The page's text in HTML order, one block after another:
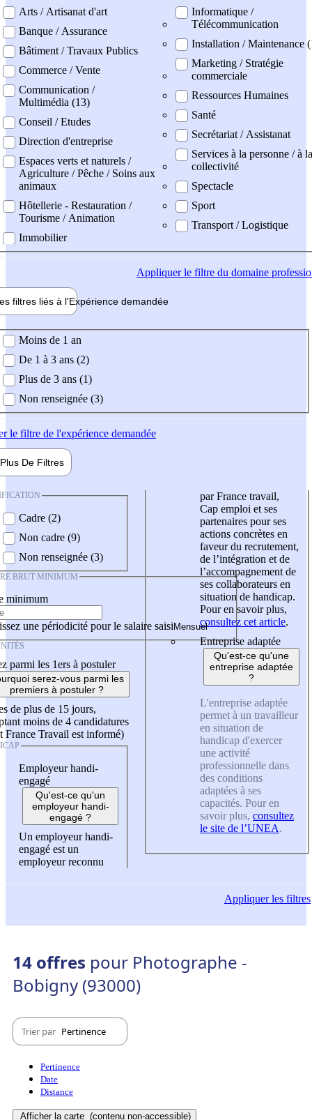
Arts / Artisanat d'art
Banque / Assurance
Bâtiment / Travaux Publics
Commerce / Vente
Communication /
Multimédia (13)
Conseil / Etudes
Direction d'entreprise
Espaces verts et naturels /
Agriculture / Pêche / Soins aux
animaux
Hôtellerie - Restauration /
Tourisme / Animation
Immobilier
Informatique /
Télécommunication
Installation / Maintenance
Marketing / Stratégie
commerciale
Ressources Humaines
Santé
Secrétariat / Assistanat
Services à la personne / à la
collectivité
Spectacle
Sport
Transport / Logistique
Appliquerle filtre du domaine
filtres liés à l'Expérience demandée
demandée
Moins de 1 an
De 1 à 3 ans (2)
Plus de 3 ans (1)
Non renseignée (3)
le filtre de l'expérience demandée
Plus De Filtres
Cadre (2)
Non cadre (9)
Non renseignée (3)
BRUT MINIMUM
minimum
une périodicité pour le salaire saisi
parmi les 1ers à postuler
serez-vous parmi les
premiers à postuler ?
de plus de 15 jours,
moins de 4 candidatures
France Travail est informé)
Employeur handi-
engagé
Qu'est-ce qu'un
employeur handi-
engagé ?
Un employeur handi-
engagé est un
employeur reconnu
par France travail,
Cap emploi et ses
partenaires pour ses
actions concrètes en
faveur du recrutement,
de l’intégration et de
l’accompagnement de
ses collaborateurs en
situation de handicap.
Pour en savoir plus,
consultez cet article.
Entreprise adaptée
Qu'est-ce qu'une
entreprise adaptée
?
L'entreprise adaptée
permet à un travailleur
en situation de
handicap d'exercer
une activité
professionnelle dans
des conditions
adaptées à ses
capacités. Pour en
savoir plus, consultez
le site de l’UNEA.
Appliquerles filtres
14 offres pour Photographe -
Bobigny (93000)
Trier par Pertinence
Pertinence
Date
Distance
Afficher la carte (contenu non-accessible)